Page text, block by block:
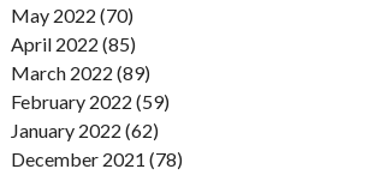
May 2022 (70)
April 2022 (85)
March 2022 (89)
February 2022 (59)
January 2022 (62)
December 2021 (78)